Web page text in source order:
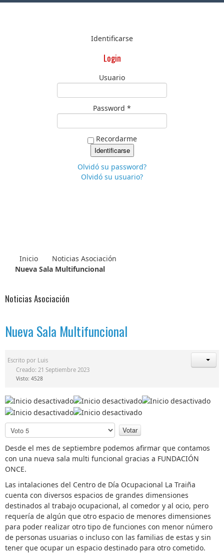
Identificarse
Login
Usuario
Password *
Recordarme
Olvidó su password?
Olvidó su usuario?
Inicio
Noticias Asociación
Nueva Sala Multifuncional
Noticias Asociación
Nueva Sala Multifuncional
Escrito por Luis
Creado: 21 Septiembre 2023
Visto: 4528
o
r
f
a
o
r
,
v
o
t
e
Desde el mes de septiembre podemos afirmar que contamos
con una nueva sala multi funcional gracias a FUNDACIÓN
ONCE.
Las intalaciones del Centro de Día Ocupacional La Traiña
cuenta con diversos espacios de grandes dimensiones
destinados al trabajo ocupacional, al comedor y al ocio, pero
requería de algún que otro espacio de menores dimensiones
para poder realizar otro tipo de funciones con menor número
de personas usuarias o incluso con las familias de estas y sin
tener que ocupar un espacio destinado para otro cometido.